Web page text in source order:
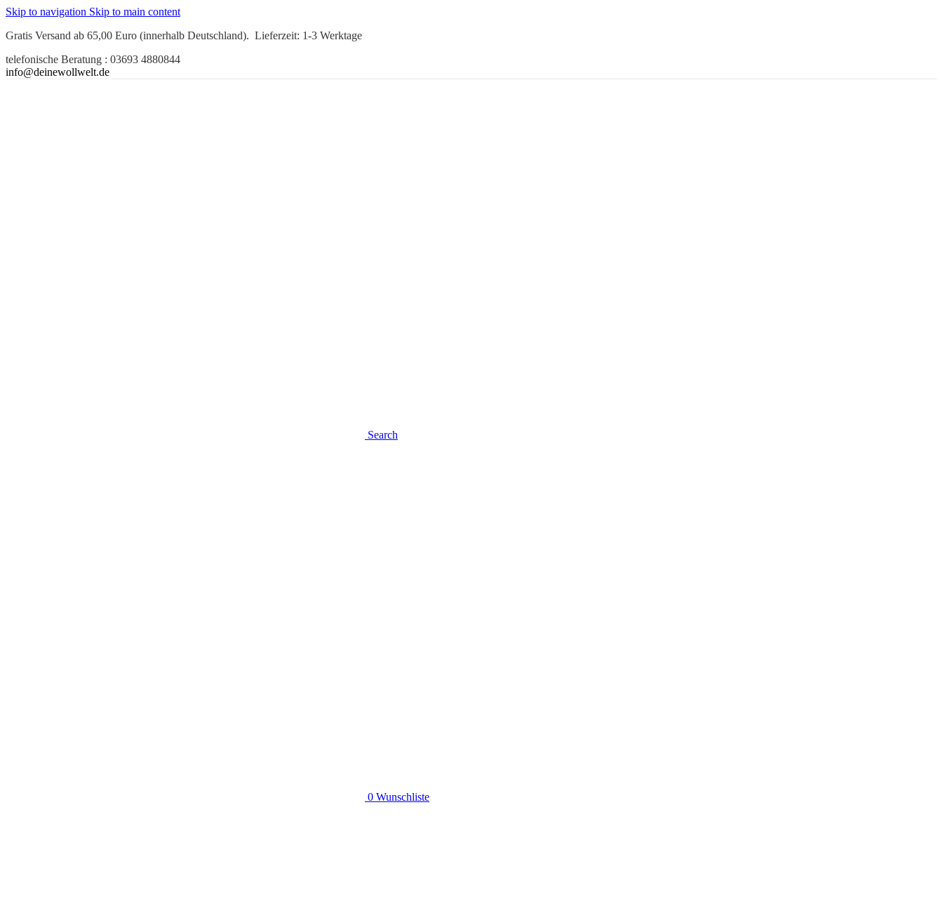
Skip to navigation Skip to main content
Gratis Versand ab 65,00 Euro (innerhalb Deutschland). Lieferzeit: 1-3 Werktage
telefonische Beratung : 03693 4880844
info@deinewollwelt.de
Search
0 Wunschliste